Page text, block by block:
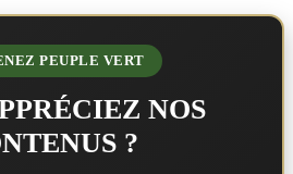
PEUPLE VERT
NOS
?